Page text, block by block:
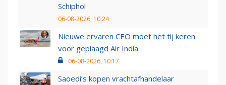
Schiphol
06-08-2026, 10:24
Nieuwe ervaren CEO moet het tij keren
voor geplaagd Air India
06-08-2026, 10:17
Saoedi’s kopen vrachtafhandelaar